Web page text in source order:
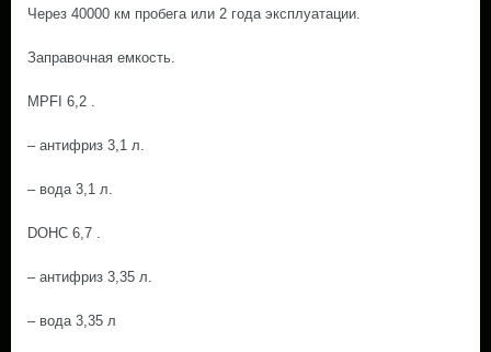
Через 40000 км пробега или 2 года эксплуатации.
Заправочная емкость.
МРFI 6,2 .
– антифриз 3,1 л.
– вода 3,1 л.
DOHC 6,7 .
– антифриз 3,35 л.
– вода 3,35 л